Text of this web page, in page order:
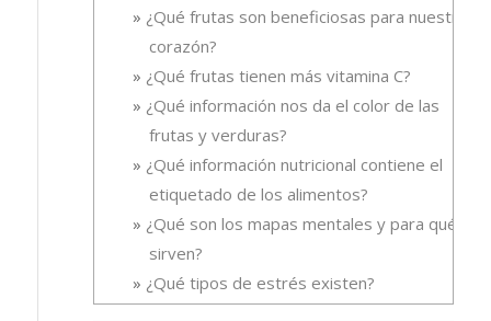
¿Qué frutas son beneficiosas para nuestro
corazón?
¿Qué frutas tienen más vitamina C?
¿Qué información nos da el color de las
frutas y verduras?
¿Qué información nutricional contiene el
etiquetado de los alimentos?
¿Qué son los mapas mentales y para qué
sirven?
¿Qué tipos de estrés existen?